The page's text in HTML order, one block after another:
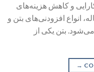
و کاهش هزینه‌های
انواع افزودنی‌های بتن و
بتن یکی از
→